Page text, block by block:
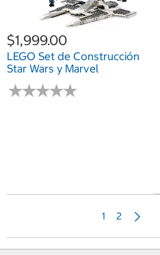
$1,999.00
LEGO Set de Construcción
Star Wars y Marvel
★★★★★
★★★★★
1 2